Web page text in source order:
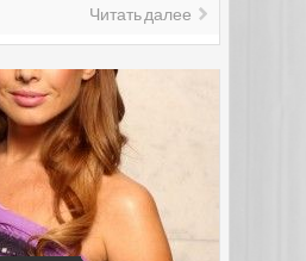
Читать далее